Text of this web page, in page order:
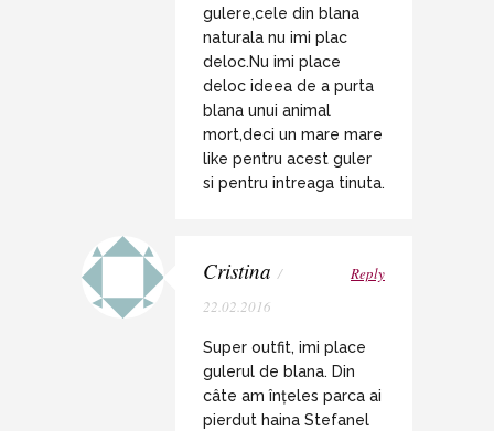
gulere,cele din blana
naturala nu imi plac
deloc.Nu imi place
deloc ideea de a purta
blana unui animal
mort,deci un mare mare
like pentru acest guler
si pentru intreaga tinuta.
Cristina /
22.02.2016
Reply
Super outfit, imi place
gulerul de blana. Din
câte am înțeles parca ai
pierdut haina Stefanel